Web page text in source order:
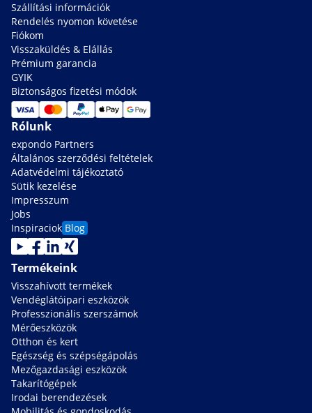
Szállítási információk
Rendelés nyomon követése
Fiókom
Visszaküldés & Elállás
Prémium garancia
GYIK
Biztonságos fizetési módok
Rólunk
expondo Partners
Általános szerződési feltételek
Adatvédelmi tájékoztató
Sütik kezelése
Impresszum
Jobs
Inspiraciok Blog
Termékeink
Visszahívott termékek
Vendéglátóipari eszközök
Professzionális szerszámok
Mérőeszközök
Otthon és kert
Egészség és szépségápolás
Mezőgazdasági eszközök
Takarítógépek
Irodai berendezések